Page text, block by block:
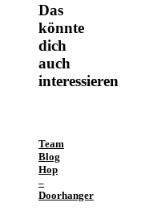
Das
könnte
dich
auch
interessieren
Team
Blog
Hop
–
Doorhanger